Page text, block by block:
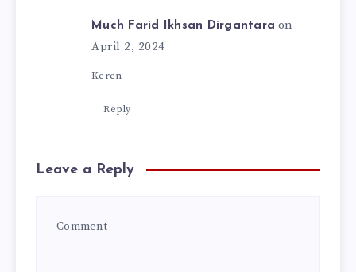
Much Farid Ikhsan Dirgantara on
April 2, 2024
Keren
Reply
Leave a Reply